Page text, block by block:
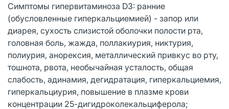
Симптомы гипервитаминоза D3: ранние
(обусловленные гиперкальциемией) - запор или
диарея, сухость слизистой оболочки полости рта,
головная боль, жажда, поллакиурия, никтурия,
полиурия, анорексия, металлический привкус во рту,
тошнота, рвота, необычайная усталость, общая
слабость, адинамия, дегидратация, гиперкальциемия,
гиперкальциурия, повышение в плазме крови
концентрации 25-дигидроколекальциферола;